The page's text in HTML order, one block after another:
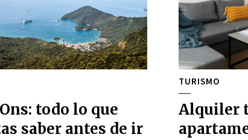
todo lo que
saber antes de ir
TURISMO
Alquiler